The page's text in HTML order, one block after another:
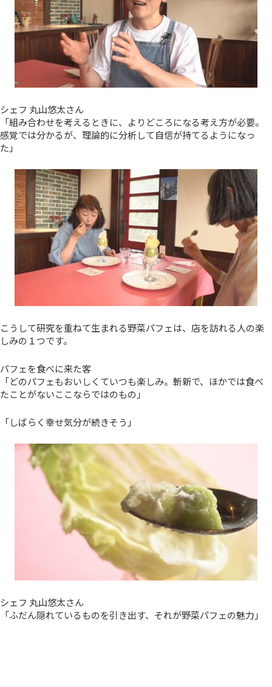
シェフ 丸山悠太さん
「組み合わせを考えるときに、よりどころになる考え方が必要。
感覚では分かるが、理論的に分析して自信が持てるようになっ
た」
こうして研究を重ねて生まれる野菜パフェは、店を訪れる人の楽
しみの１つです。
パフェを食べに来た客
「どのパフェもおいしくていつも楽しみ。斬新で、ほかでは食べ
たことがないここならではのもの」
「しばらく幸せ気分が続きそう」
シェフ 丸山悠太さん
「ふだん隠れているものを引き出す、それが野菜パフェの魅力」